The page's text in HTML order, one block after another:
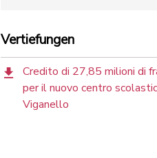
Vertiefungen
Credito di 27,85 milioni di
per il nuovo centro
Viganello